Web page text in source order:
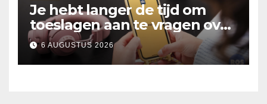
Je hebt langer de tijd om
toeslagen aan te vragen over
2025
6 AUGUSTUS 2026